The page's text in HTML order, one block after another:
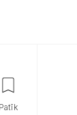
patīk